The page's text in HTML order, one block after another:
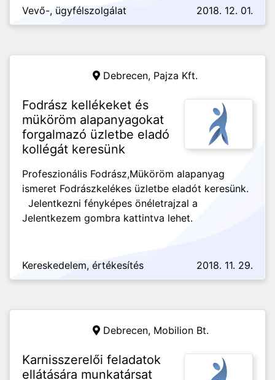
Vevő-, ügyfélszolgálat 2018. 12. 01.
Debrecen, Pajza Kft.
Fodrász kellékeket és
müköröm alapanyagokat
forgalmazó üzletbe eladó
kollégát keresünk
Profeszionális Fodrász,Müköröm alapanyag
ismeret Fodrászkelékes üzletbe eladót keresünk.
Jelentkezni fényképes önéletrajzal a
Jelentkezem gombra kattintva lehet.
Kereskedelem, értékesítés 2018. 11. 29.
Debrecen, Mobilion Bt.
Karnisszerelői feladatok
ellátására munkatársat